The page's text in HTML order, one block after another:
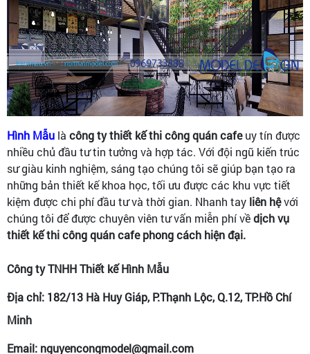
Hình Mẫu là công ty thiết kế thi công quán cafeuy tín được
nhiều chủ đầu tư tin tưởng và hợp tác. Với đội ngũ kiến trúc
sư giàu kinh nghiệm, sáng tạo chúng tôi sẽ giúp bạn tạo ra
những bản thiết kế khoa học, tối ưu được các khu vực tiết
kiệm được chi phí đầu tư và thời gian. Nhanh tay liên hệvới
chúng tôi để được chuyên viên tư vấn miễn phí vềdịch vụ
thiết kế thi công quán cafe phong cách hiện đại.
Công ty TNHH Thiết kế Hình Mẫu
Địa chỉ: 182/13 Hà Huy Giáp, P.Thạnh Lộc, Q.12, TP.Hồ Chí
Minh
Email: nguyencongmodel@gmail.com